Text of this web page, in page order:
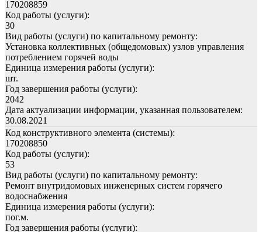
170208859
Код работы (услуги):
30
Вид работы (услуги) по капитальному ремонту:
Установка коллективных (общедомовых) узлов управления
потреблением горячей воды
Единица измерения работы (услуги):
шт.
Год завершения работы (услуги):
2042
Дата актуализации информации, указанная пользователем:
30.08.2021
Код конструктивного элемента (системы):
170208850
Код работы (услуги):
53
Вид работы (услуги) по капитальному ремонту:
Ремонт внутридомовых инженерных систем горячего
водоснабжения
Единица измерения работы (услуги):
пог.м.
Год завершения работы (услуги):